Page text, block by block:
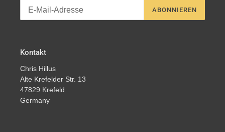
ABONNIEREN
Kontakt
Chris Hillus
Alte Krefelder Str. 13
47829 Krefeld
Germany